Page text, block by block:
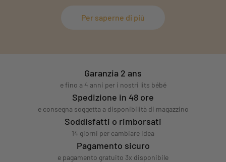
Per saperne di più
Garanzia 2 ans
e fino a 4 anni per i nostri lits bébé
Spedizione in 48 ore
e consegna soggetta a disponibilità di magazzino
Soddisfatti o rimborsati
14 giorni per cambiare idea
Pagamento sicuro
e pagamento gratuito 3x disponibile